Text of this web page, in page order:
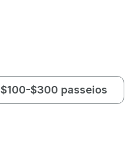
$100-$300 passeios